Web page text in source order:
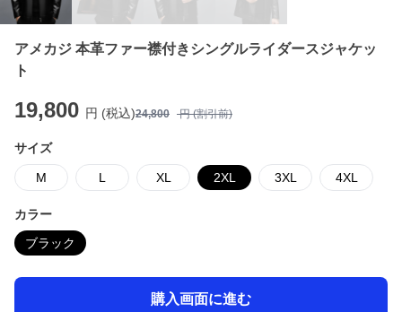
アメカジ 本革ファー襟付きシングルライダースジャケッ
ト
19,800 円 (税込)24,800 円 (割引前)
サイズ
M L XL 2XL 3XL 4XL
カラー
ブラック
購入画面に進む